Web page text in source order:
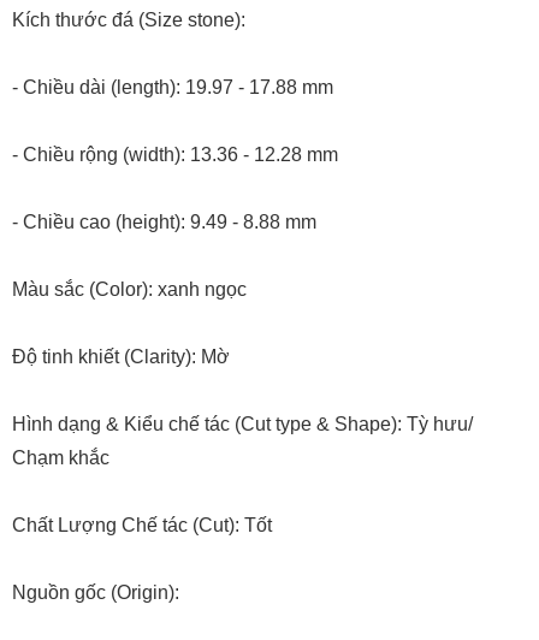
Kích thước đá (Size stone):
- Chiều dài (length): 19.97 - 17.88 mm
- Chiều rộng (width): 13.36 - 12.28 mm
- Chiều cao (height): 9.49 - 8.88 mm
Màu sắc (Color): xanh ngọc
Độ tinh khiết (Clarity): Mờ
Hình dạng & Kiểu chế tác (Cut type & Shape): Tỳ hưu/
Chạm khắc
Chất Lượng Chế tác (Cut): Tốt
Nguồn gốc (Origin):